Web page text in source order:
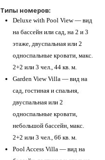
Типы номеров:
Deluxe with Pool View — вид
на бассейн или сад, на 2 и 3
этаже, двуспальная или 2
односпальные кровати, макс.
2+2 или 3 чел., 44 кв. м.
Garden View Villa — вид на
сад, гостиная и спальня,
двуспальная или 2
односпальные кровати,
небольшой бассейн, макс.
2+2 или 3 чел., 66 кв. м.
Pool Access Villa — вид на